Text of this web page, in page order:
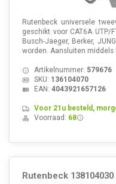
Rutenbeck universele
geschikt voor CAT6A UTP/
Busch-Jaeger, Berker,
worden. Aansluiten middels
Artikelnummer: 579676
SKU: 136104070
EAN: 4043921657126
Voor 21u besteld,
Voorraad: 68
Rutenbeck